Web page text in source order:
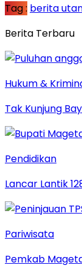
Tag : berita
Berita Terbaru
Hukum &
Tak Kunjung
Pendidikan
Lancar Lantik
Pariwisata
Pemkab